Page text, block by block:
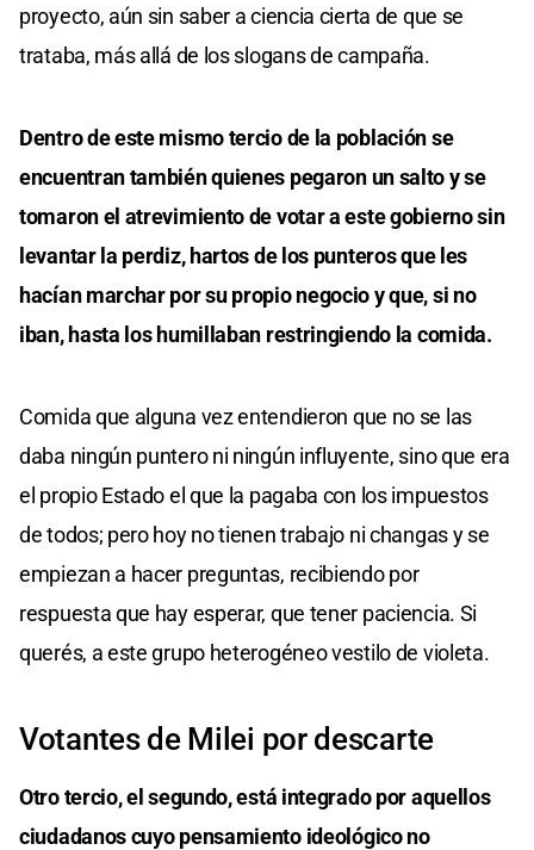
proyecto, aún sin saber a ciencia cierta de que se
trataba, más allá de los slogans de campaña.
Dentro de este mismo tercio de la población se
encuentran también quienes pegaron un salto y se
tomaron el atrevimiento de votar a este gobierno sin
levantar la perdiz, hartos de los punteros que les
hacían marchar por su propio negocio y que, si no
iban, hasta los humillaban restringiendo la comida.
Comida que alguna vez entendieron que no se las
daba ningún puntero ni ningún influyente, sino que era
el propio Estado el que la pagaba con los impuestos
de todos; pero hoy no tienen trabajo ni changas y se
empiezan a hacer preguntas, recibiendo por
respuesta que hay esperar, que tener paciencia. Si
querés, a este grupo heterogéneo vestilo de violeta.
Votantes de Milei por descarte
Otro tercio, el segundo, está integrado por aquellos
ciudadanos cuyo pensamiento ideológico no